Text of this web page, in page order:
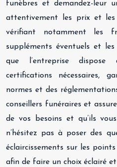
funèbres et demandez-leur
attentivement les prix et les
vérifiant notamment les
suppléments éventuels et
que l’entreprise
certifications nécessaires,
normes et des
conseillers funéraires et
de vos besoins et qu’ils
n’hésitez pas à poser des
éclaircissements sur les
afin de faire un choix éclairé